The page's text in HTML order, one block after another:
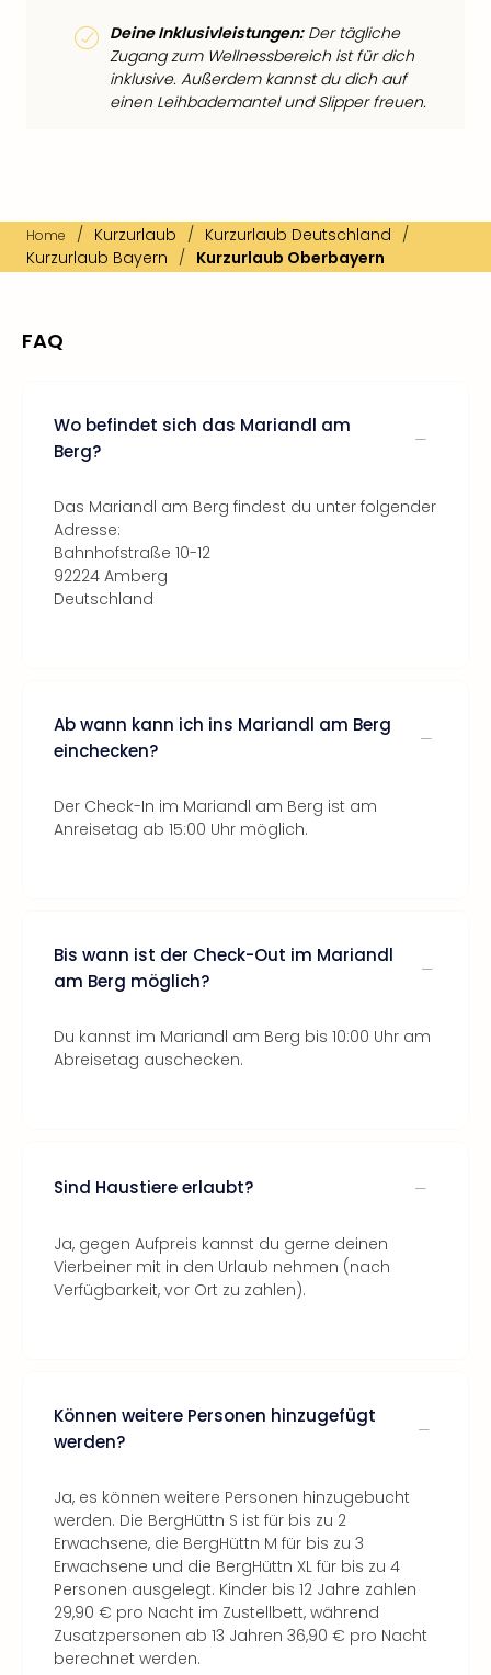
Deine Inklusivleistungen:Der tägliche
Zugang zum Wellnessbereich ist für dich
inklusive. Außerdem kannst du dich auf
einen Leihbademantel und Slipper freuen.
Home / Kurzurlaub / Kurzurlaub Deutschland /
Kurzurlaub Bayern / Kurzurlaub Oberbayern
FAQ
Wo befindet sich das Mariandl am
Berg?
Das Mariandl am Berg findest du unter folgender
Adresse:
Bahnhofstraße 10-12
92224 Amberg
Deutschland
Ab wann kann ich ins Mariandl am Berg
einchecken?
Der Check-In im Mariandl am Berg ist am
Anreisetag ab 15:00 Uhr möglich.
Bis wann ist der Check-Out im Mariandl
am Berg möglich?
Du kannst im Mariandl am Berg bis 10:00 Uhr am
Abreisetag auschecken.
Sind Haustiere erlaubt?
Ja, gegen Aufpreis kannst du gerne deinen
Vierbeiner mit in den Urlaub nehmen (nach
Verfügbarkeit, vor Ort zu zahlen).
Können weitere Personen hinzugefügt
werden?
Ja, es können weitere Personen hinzugebucht
werden. Die BergHüttn S ist für bis zu 2
Erwachsene, die BergHüttn M für bis zu 3
Erwachsene und die BergHüttn XL für bis zu 4
Personen ausgelegt. Kinder bis 12 Jahre zahlen
29,90 € pro Nacht im Zustellbett, während
Zusatzpersonen ab 13 Jahren 36,90 € pro Nacht
berechnet werden.